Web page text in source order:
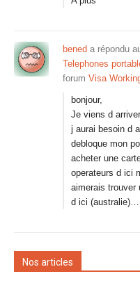
bened a répondu
Telephones
forum Visa
bonjour,
Je viens d
j aurai besoin d
debloque mon
acheter une
operateurs d ici
aimerais trouver
d ici (australie)…
Nos articles